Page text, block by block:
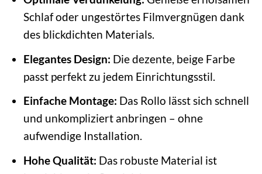
Schlaf oder ungestörtes Filmvergnügen dank
des blickdichten Materials.
Elegantes Design: Die dezente, beige Farbe
passt perfekt zu jedem Einrichtungsstil.
Einfache Montage: Das Rollo lässt sich schnell
und unkompliziert anbringen – ohne
aufwendige Installation.
Hohe Qualität: Das robuste Material ist